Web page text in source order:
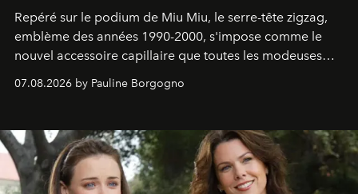
Repéré sur le podium de Miu Miu, le serre-tête zigzag,
emblème des années 1990-2000, s'impose comme le
nouvel accessoire capillaire que toutes les modeuses
s'arrachent déjà.
07.08.2026 by Pauline Borgogno